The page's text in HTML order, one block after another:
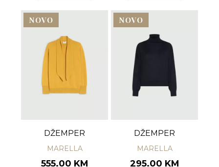
NOVO
DŽEMPER
MARELLA
555.00 KM
NOVO
DŽEMPER
MARELLA
295.00 KM